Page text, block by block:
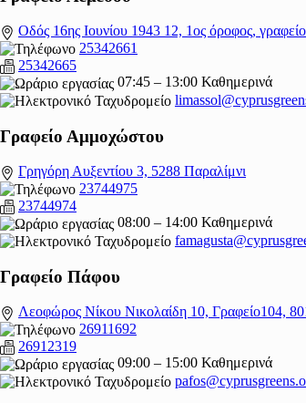
Οδός 16ης Ιουνίου 1943 12, 1ος όροφος,
25342661
25342665
07:45 – 13:00 Καθημερινά
limassol@
Γραφείο Αμμοχώστου
Γρηγόρη Αυξεντίου 3, 5288 Παραλίμνι
23744975
23744974
08:00 – 14:00 Καθημερινά
famagusta@
Γραφείο Πάφου
Λεοφώρος Νίκου Νικολαίδη 10, Γραφείο104,
26911692
26912319
09:00 – 15:00 Καθημερινά